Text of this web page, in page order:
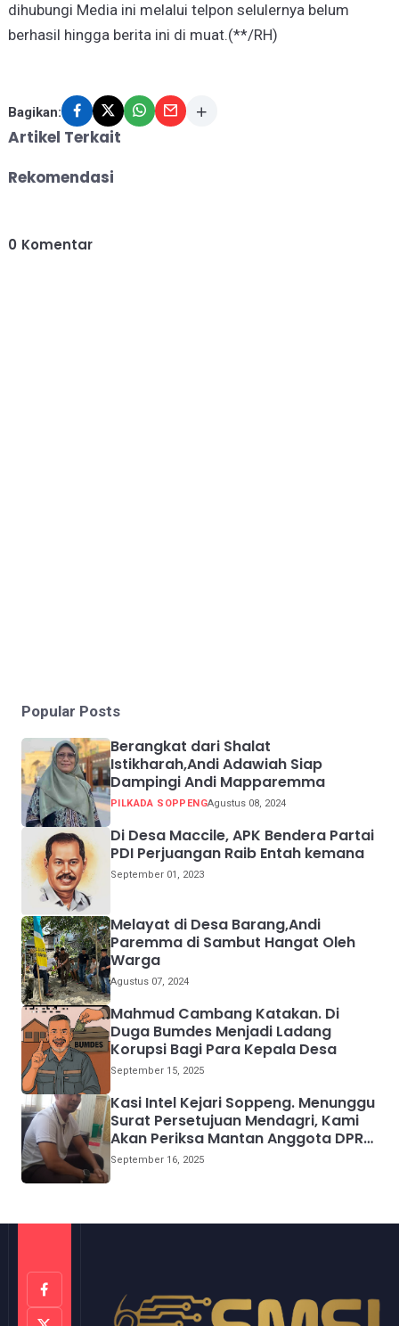
dihubungi Media ini melalui telpon selulernya belum
berhasil hingga berita ini di muat.(**/RH)
Bagikan:
Artikel Terkait
Rekomendasi
0 Komentar
Popular Posts
Berangkat dari Shalat
Istikharah,Andi Adawiah Siap
Dampingi Andi Mapparemma
PILKADA SOPPENGAgustus 08, 2024
Di Desa Maccile, APK Bendera Partai
PDI Perjuangan Raib Entah kemana
September 01, 2023
Melayat di Desa Barang,Andi
Paremma di Sambut Hangat Oleh
Warga
Agustus 07, 2024
Mahmud Cambang Katakan. Di
Duga Bumdes Menjadi Ladang
Korupsi Bagi Para Kepala Desa
September 15, 2025
Kasi Intel Kejari Soppeng. Menunggu
Surat Persetujuan Mendagri, Kami
Akan Periksa Mantan Anggota DPRD
Provinsi Sulsel
September 16, 2025